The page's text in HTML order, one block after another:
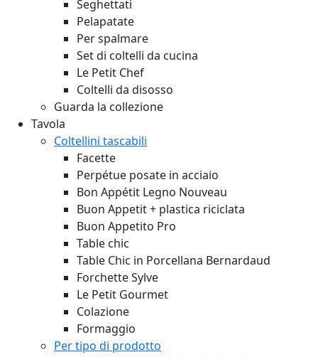
Seghettati
Pelapatate
Per spalmare
Set di coltelli da cucina
Le Petit Chef
Coltelli da disosso
Guarda la collezione
Tavola
Coltellini tascabili
Facette
Perpétue posate in acciaio
Bon Appétit Legno Nouveau
Buon Appetit + plastica riciclata
Buon Appetito Pro
Table chic
Table Chic in Porcellana Bernardaud
Forchette Sylve
Le Petit Gourmet
Colazione
Formaggio
Per tipo di prodotto